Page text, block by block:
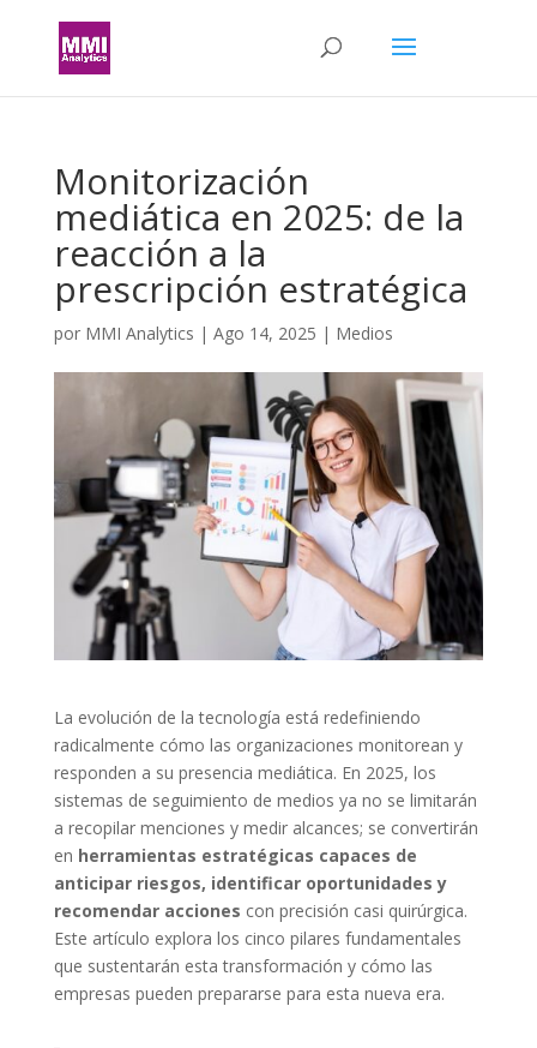
Monitorización
mediática en 2025: de la
reacción a la
prescripción estratégica
por MMI Analytics | Ago 14, 2025 | Medios
La evolución de la tecnología está redefiniendo
radicalmente cómo las organizaciones monitorean y
responden a su presencia mediática. En 2025, los
sistemas de seguimiento de medios ya no se limitarán
a recopilar menciones y medir alcances; se convertirán
en herramientas estratégicas capaces de
anticipar riesgos, identificar oportunidades y
recomendar acciones con precisión casi quirúrgica.
Este artículo explora los cinco pilares fundamentales
que sustentarán esta transformación y cómo las
empresas pueden prepararse para esta nueva era.